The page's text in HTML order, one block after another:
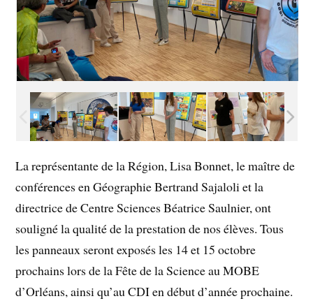
La représentante de la Région, Lisa Bonnet, le maître de
conférences en Géographie Bertrand Sajaloli et la
directrice de Centre Sciences Béatrice Saulnier, ont
souligné la qualité de la prestation de nos élèves. Tous
les panneaux seront exposés les 14 et 15 octobre
prochains lors de la Fête de la Science au MOBE
d’Orléans, ainsi qu’au CDI en début d’année prochaine.